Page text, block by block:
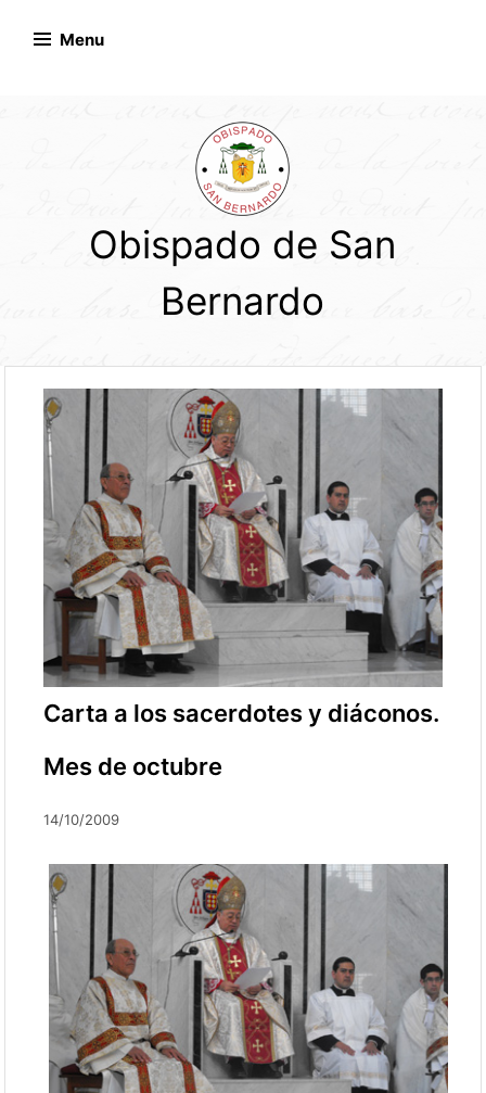
Menu
Obispado de San
Bernardo
Carta a los sacerdotes y diáconos.
Mes de octubre
14/10/2009